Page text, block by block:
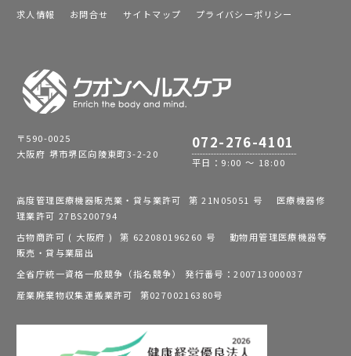
求人情報
お問合せ サイトマップ プライバシーポリシー
〒590-0025
大阪府 堺市堺区向陵東町3-2-20
072-276-4101
平日：9:00 ～ 18:00
高度管理医療機器販売業・貸与業許可 第 21N05051 号 医療機器修
理業許可 27BS200794
古物商許可 ( 大阪府 ) 第 622080196260 号 動物用管理医療機器等
販売・貸与業届出
全省庁統一資格一般競争（指名競争） 発行番号：200713000037
産業廃棄物収集運搬業許可 第02700216380号